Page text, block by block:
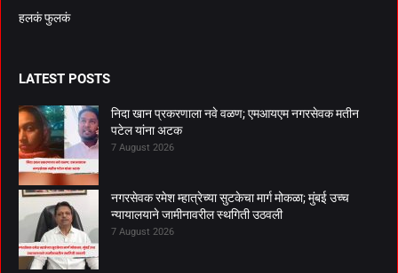
हलकं फुलकं
LATEST POSTS
निदा खान प्रकरणाला नवे वळण; एमआयएम नगरसेवक मतीन
पटेल यांना अटक
7 August 2026
नगरसेवक रमेश म्हात्रेच्या सुटकेचा मार्ग मोकळा; मुंबई उच्च
न्यायालयाने जामीनावरील स्थगिती उठवली
7 August 2026